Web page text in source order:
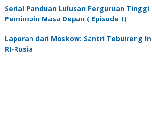
Serial Panduan Lulusan Perguruan
Pemimpin Masa Depan ( Episode 1)
Laporan dari Moskow: Santri Tebuireng
RI-Rusia